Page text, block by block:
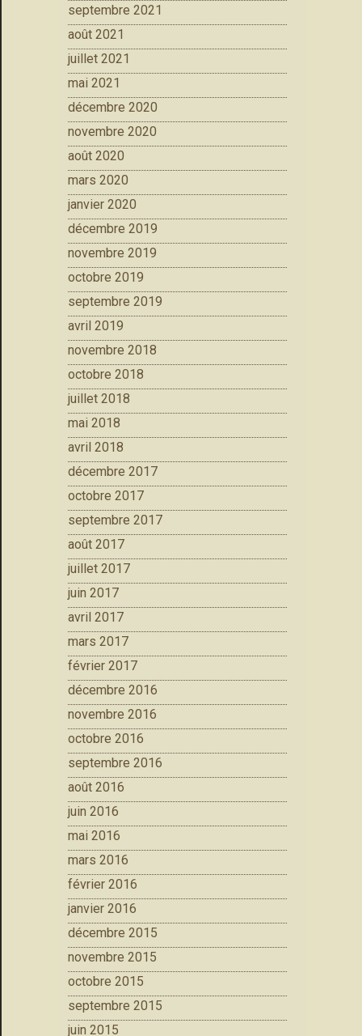
septembre 2021
août 2021
juillet 2021
mai 2021
décembre 2020
novembre 2020
août 2020
mars 2020
janvier 2020
décembre 2019
novembre 2019
octobre 2019
septembre 2019
avril 2019
novembre 2018
octobre 2018
juillet 2018
mai 2018
avril 2018
décembre 2017
octobre 2017
septembre 2017
août 2017
juillet 2017
juin 2017
avril 2017
mars 2017
février 2017
décembre 2016
novembre 2016
octobre 2016
septembre 2016
août 2016
juin 2016
mai 2016
mars 2016
février 2016
janvier 2016
décembre 2015
novembre 2015
octobre 2015
septembre 2015
juin 2015